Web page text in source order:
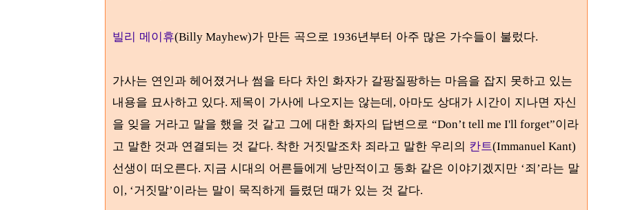
빌리 메이휴(Billy Mayhew)가 만든 곡으로 1936년부터 아주 많은 가수들이 불렀다.
가사는 연인과 헤어졌거나 썸을 타다 차인 화자가 갈팡질팡하는 마음을 잡지 못하고 있는
내용을 묘사하고 있다. 제목이 가사에 나오지는 않는데, 아마도 상대가 시간이 지나면 자신
을 잊을 거라고 말을 했을 것 같고 그에 대한 화자의 답변으로 “Don’t tell me I'll forget”이라
고 말한 것과 연결되는 것 같다. 착한 거짓말조차 죄라고 말한 우리의 칸트(Immanuel Kant)
선생이 떠오른다. 지금 시대의 어른들에게 낭만적이고 동화 같은 이야기겠지만 ‘죄’라는 말
이, ‘거짓말’이라는 말이 묵직하게 들렸던 때가 있는 것 같다.